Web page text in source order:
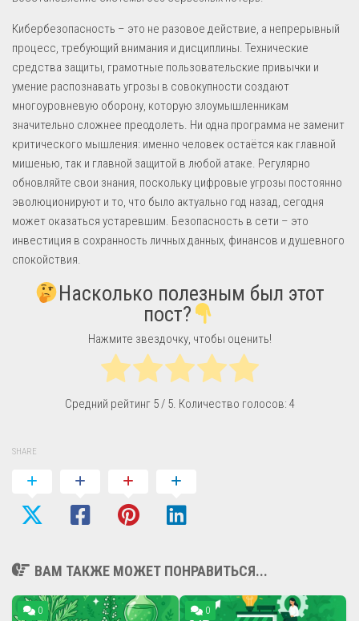
Кибербезопасность – это не разовое действие, а непрерывный
процесс, требующий внимания и дисциплины. Технические
средства защиты, грамотные пользовательские привычки и
умение распознавать угрозы в совокупности создают
многоуровневую оборону, которую злоумышленникам
значительно сложнее преодолеть. Ни одна программа не заменит
критического мышления: именно человек остаётся как главной
мишенью, так и главной защитой в любой атаке. Регулярно
обновляйте свои знания, поскольку цифровые угрозы постоянно
эволюционируют и то, что было актуально год назад, сегодня
может оказаться устаревшим. Безопасность в сети – это
инвестиция в сохранность личных данных, финансов и душевного
спокойствия.
Насколько полезным был этот
пост?
Нажмите звездочку, чтобы оценить!
Средний рейтинг 5/ 5. Количество голосов: 4
SHARE
ВАМ ТАКЖЕ МОЖЕТ ПОНРАВИТЬСЯ...
0 0